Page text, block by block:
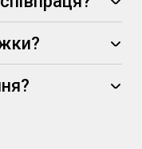
-5%